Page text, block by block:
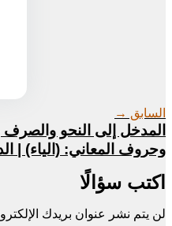
السابق →
المدخل إلى النحو والصرف
وحروف المعاني: (الياء) |
اكتب سؤالًا
لن يتم نشر عنوان بريدك